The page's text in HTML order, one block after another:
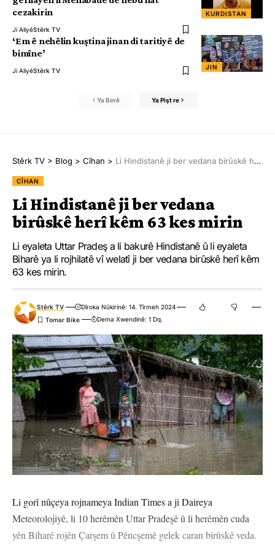
KURDISTAN
cezakirin
Ji AliyêStêrk TV
JIN
‘Em ê nehêlin kuştina jinan di taritiyê de
bimîne’
Ji AliyêStêrk TV
Ya Berê Ya Pişt re
Stêrk TV > Blog > Cîhan > Li Hindistanê ji ber vedana birûskê herî kêm 63 kes mirin
CÎHAN
Li Hindistanê ji ber vedana
birûskê herî kêm 63 kes mirin
Li eyaleta Uttar Pradeş a li bakurê Hindistanê û li eyaleta
Biharê ya li rojhilatê vî welatî ji ber vedana birûskê herî kêm
63 kes mirin.
Stêrk TV
Dîroka Nûkirinê: 14. Tîrmeh 2024
Dema Xwendinê: 1 Dq.
Li gorî nûçeya rojnameya Indian Times a ji Daireya
Meteorolojiyê, li 10 herêmên Uttar Pradeşê û li herêmên cuda
yên Biharê rojên Çarşem û Pêncşemê gelek caran birûskê veda.